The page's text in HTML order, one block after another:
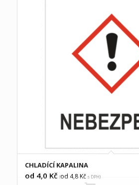
CHLADÍCÍ KAPALINA
od 4,0 Kč (od 4,8Kčs DPH)